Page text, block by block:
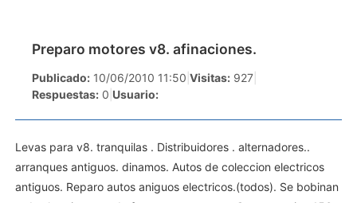
Preparo motores v8. afinaciones.
Publicado: 10/06/2010 11:50 Visitas: 927
Respuestas: 0 Usuario:
Levas para v8. tranquilas . Distribuidores . alternadores..
arranques antiguos. dinamos. Autos de coleccion electricos
antiguos. Reparo autos aniguos electricos.(todos). Se bobinan